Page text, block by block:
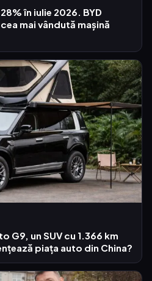
în iulie 2026. BYD
mai vândută mașină
G9, un SUV cu 1.366 km
piața auto din China?